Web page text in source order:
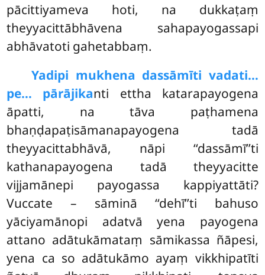
pācittiyameva hoti, na dukkaṭaṃ
theyyacittābhāvena sahapayogassapi
abhāvatoti gahetabbaṃ.
Yadipi mukhena dassāmīti vadati…
pe… pārājikanti ettha katarapayogena
āpatti, na tāva paṭhamena
bhaṇḍapaṭisāmanapayogena tadā
theyyacittabhāvā, nāpi ‘‘dassāmī’’ti
kathanapayogena tadā theyyacitte
vijjamānepi payogassa kappiyattāti?
Vuccate – sāminā ‘‘dehī’’ti bahuso
yāciyamānopi adatvā yena payogena
attano adātukāmataṃ sāmikassa ñāpesi,
yena ca so adātukāmo ayaṃ vikkhipatīti